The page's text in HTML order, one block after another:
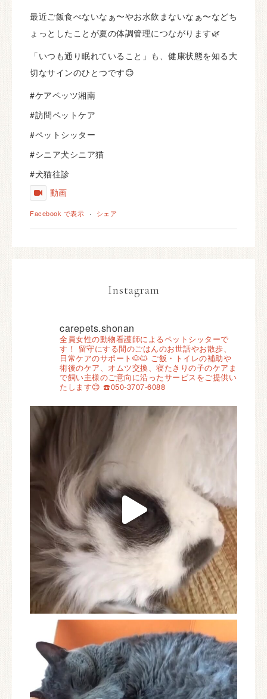
最近ご飯食べないなぁ〜やお水飲まないなぁ〜などち
ょっとしたことが夏の体調管理につながります🌿
「いつも通り眠れていること」も、健康状態を知る大
切なサインのひとつです😊
#ケアペッツ湘南
#訪問ペットケア
#ペットシッター
#シニア犬シニア猫
#犬猫往診
動画
Facebook で表示 · シェア
Instagram
carepets.shonan
全員女性の動物看護師によるペットシッターで
す！ 留守にする間のごはんのお世話やお散歩、
日常ケアのサポート🐶🐱 ご飯・トイレの補助や
術後のケア、オムツ交換、寝たきりの子のケアま
で飼い主様のご意向に沿ったサービスをご提供い
たします😊 ☎️050-3707-6088